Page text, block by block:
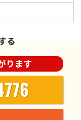
る
ります